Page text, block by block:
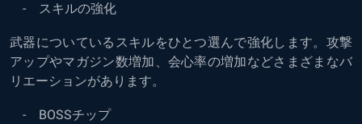
- スキルの強化
武器についているスキルをひとつ選んで強化します。攻撃
アップやマガジン数増加、会心率の増加などさまざまなバ
リエーションがあります。
- BOSSチップ